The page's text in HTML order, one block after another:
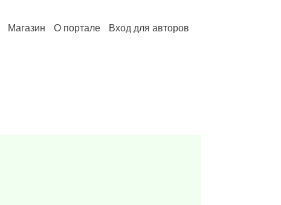
Магазин О портале Вход для авторов